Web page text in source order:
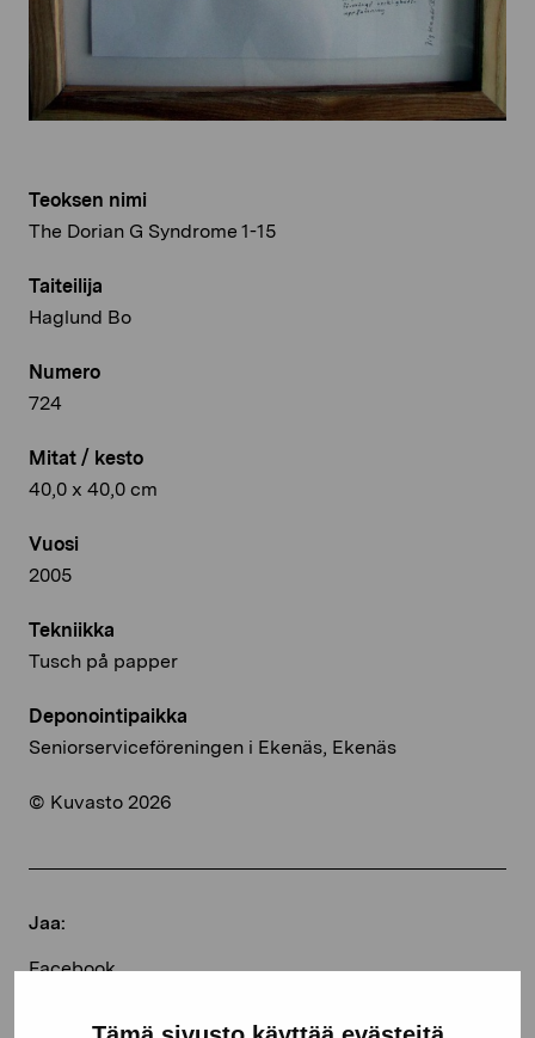
Teoksen nimi
The Dorian G Syndrome 1-15
Taiteilija
Haglund Bo
Numero
724
Mitat / kesto
40,0 x 40,0 cm
Vuosi
2005
Tekniikka
Tusch på papper
Deponointipaikka
Seniorserviceföreningen i Ekenäs, Ekenäs
© Kuvasto 2026
Jaa:
Facebook